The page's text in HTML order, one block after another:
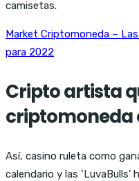
camisetas.
Market Criptomoneda –
para 2022
Cripto artista
criptomoneda
Así, casino ruleta como
calendario y las